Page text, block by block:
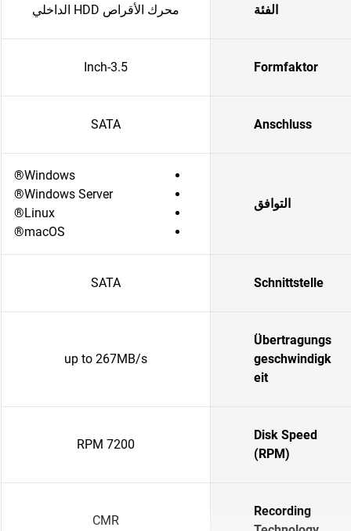
الفئة محرك الأقراص HDD الداخلي
Formfaktor
3.5-Inch
Anschluss
SATA
التوافق
Windows®
Windows Server®
Linux®
macOS®
Schnittstelle
SATA
Übertragungs
geschwindigk
eit
up to 267MB/s
Disk Speed
(RPM)
7200 RPM
Recording
CMR